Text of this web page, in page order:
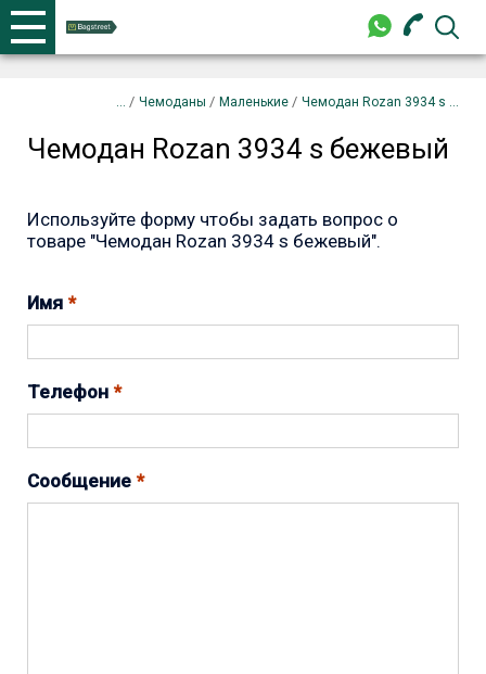
+375 44 702-99-87
+375 44 702-99-87
/ Чемоданы / Маленькие / Чемодан Rozan 3934 s ...
Чемодан Rozan 3934 s бежевый
Используйте форму чтобы задать вопрос о
товаре "Чемодан Rozan 3934 s бежевый".
Имя
Телефон
Сообщение